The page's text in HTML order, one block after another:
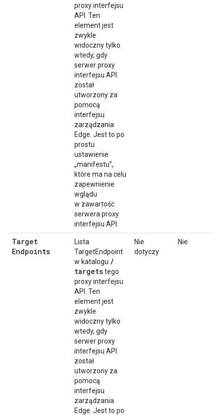
proxy interfejsu
API. Ten
element jest
zwykle
widoczny tylko
wtedy, gdy
serwer proxy
interfejsu API
został
utworzony za
pomocą
interfejsu
zarządzania
Edge. Jest to po
prostu
ustawienie
„manifestu”,
które ma na celu
zapewnienie
wglądu
w zawartość
serwera proxy
interfejsu API.
Target
Endpoints
Lista
TargetEndpoint
w katalogu /
targetstego
proxy interfejsu
API. Ten
element jest
zwykle
widoczny tylko
wtedy, gdy
serwer proxy
interfejsu API
został
utworzony za
pomocą
interfejsu
zarządzania
Edge. Jest to po
Nie
dotyczy
Nie